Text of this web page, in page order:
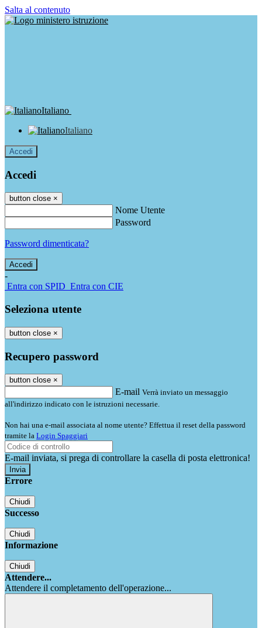
Salta al contenuto
Italiano
Italiano
Accedi
Accedi
button close ×
Nome Utente
Password
Password dimenticata?
-
Entra con SPID Entra con CIE
Seleziona utente
button close ×
Recupero password
button close ×
E-mail Verrà inviato un messaggio
all'indirizzo indicato con le istruzioni necessarie.
Non hai una e-mail associata al nome utente? Effettua il reset della password
tramite la Login Spaggiari
E-mail inviata, si prega di controllare la casella di posta elettronica!
Errore
Chiudi
Successo
Chiudi
Informazione
Chiudi
Attendere...
Attendere il completamento dell'operazione...